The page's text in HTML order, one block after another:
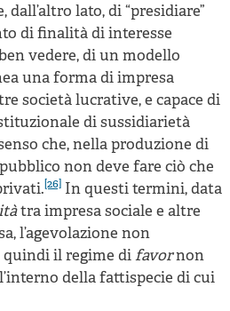
dall’altro lato, di “presidiare”
di finalità di interesse
vedere, di un modello
una forma di impresa
società lucrative, e capace di
di sussidiarietà
che, nella produzione di
non deve fare ciò che
[26] In questi termini, data
tra impresa sociale e altre
l’agevolazione non
il regime difavornon
della fattispecie di cui